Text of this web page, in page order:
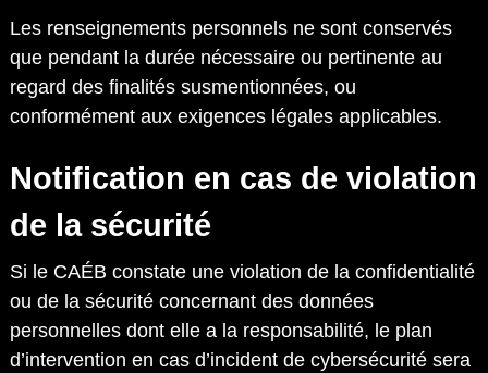
Les renseignements personnels ne sont conservés
que pendant la durée nécessaire ou pertinente au
regard des finalités susmentionnées, ou
conformément aux exigences légales applicables.
Notification en cas de violation
de la sécurité
Si le CAÉB constate une violation de la confidentialité
ou de la sécurité concernant des données
personnelles dont elle a la responsabilité, le plan
d’intervention en cas d’incident de cybersécurité sera